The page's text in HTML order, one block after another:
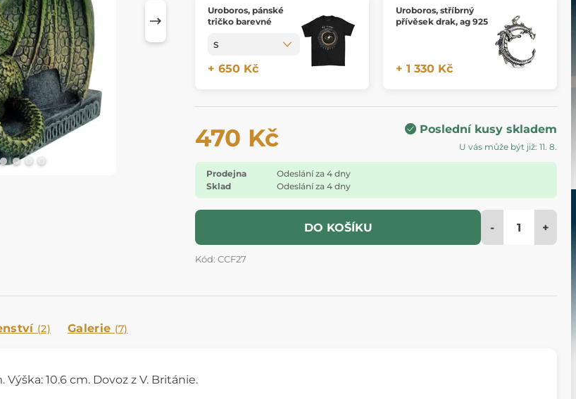
Uroboros, pánské
tričko barevné
+ 650 Kč
Uroboros, stříbrný
přívěsek drak, ag 925
+ 1 330 Kč
470 Kč Poslední kusy skladem
U vás může být již: 11. 8.
Prodejna
Odeslání za 4 dny
Sklad
Odeslání za 4 dny
DO KOŠÍKU - +
Kód: CCF27
(2) Galerie (7)
Výška: 10.6 cm. Dovoz z V. Británie.